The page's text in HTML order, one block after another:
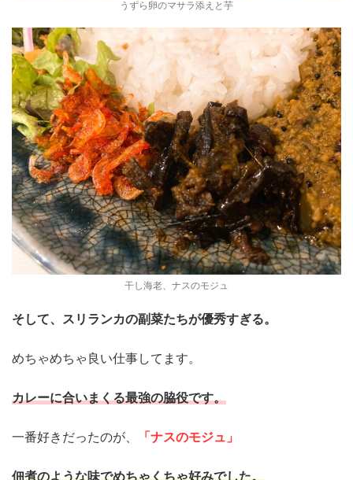
うずら卵のマサラ添えと芋
干し海老、ナスのモジュ
そして、スリランカの副菜たちが優秀すぎる。
めちゃめちゃ良い仕事してます。
カレーに合いまくる最強の脇役です。
一番好きだったのが、 「ナスのモジュ」
佃煮のような味でめちゃくちゃ好みでした。